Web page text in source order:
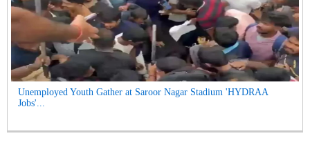
Unemployed Youth Gather at Saroor Nagar Stadium 'HYDRAA
Jobs'...